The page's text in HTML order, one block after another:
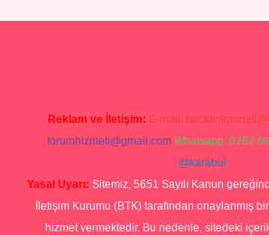
Reklam ve İletişim: E-mail:
forumhizmeti@gmail.com Whatsapp: 0262
@karabul
Yasal Uyarı: Sitemiz, 5651 Sayılı Kanun
İletişim Kurumu (BTK) tarafından onaylanmış
hizmet vermektedir. Bu nedenle, sitedeki